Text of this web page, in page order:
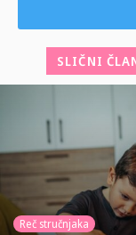
SLIČNI
Reč stručnjaka